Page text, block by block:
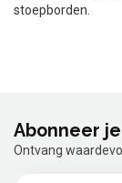
stoepborden.
Abonneer
Ontvang